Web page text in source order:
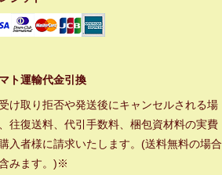
ト運輸代金引換
け取り拒否や発送後にキャンセルされる場
往復送料、代引手数料、梱包資材料の実費
入者様に請求いたします。(送料無料の場合
みます。)※